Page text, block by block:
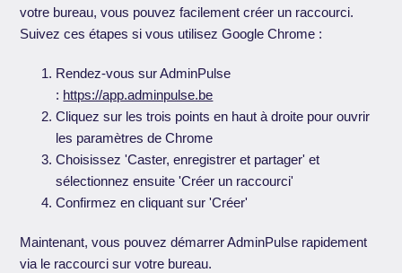
votre bureau, vous pouvez facilement créer un raccourci.
Suivez ces étapes si vous utilisez Google Chrome :
Rendez-vous sur AdminPulse
: https://app.adminpulse.be
Cliquez sur les trois points en haut à droite pour ouvrir
les paramètres de Chrome
Choisissez 'Caster, enregistrer et partager' et
sélectionnez ensuite 'Créer un raccourci'
Confirmez en cliquant sur 'Créer'
Maintenant, vous pouvez démarrer AdminPulse rapidement
via le raccourci sur votre bureau.